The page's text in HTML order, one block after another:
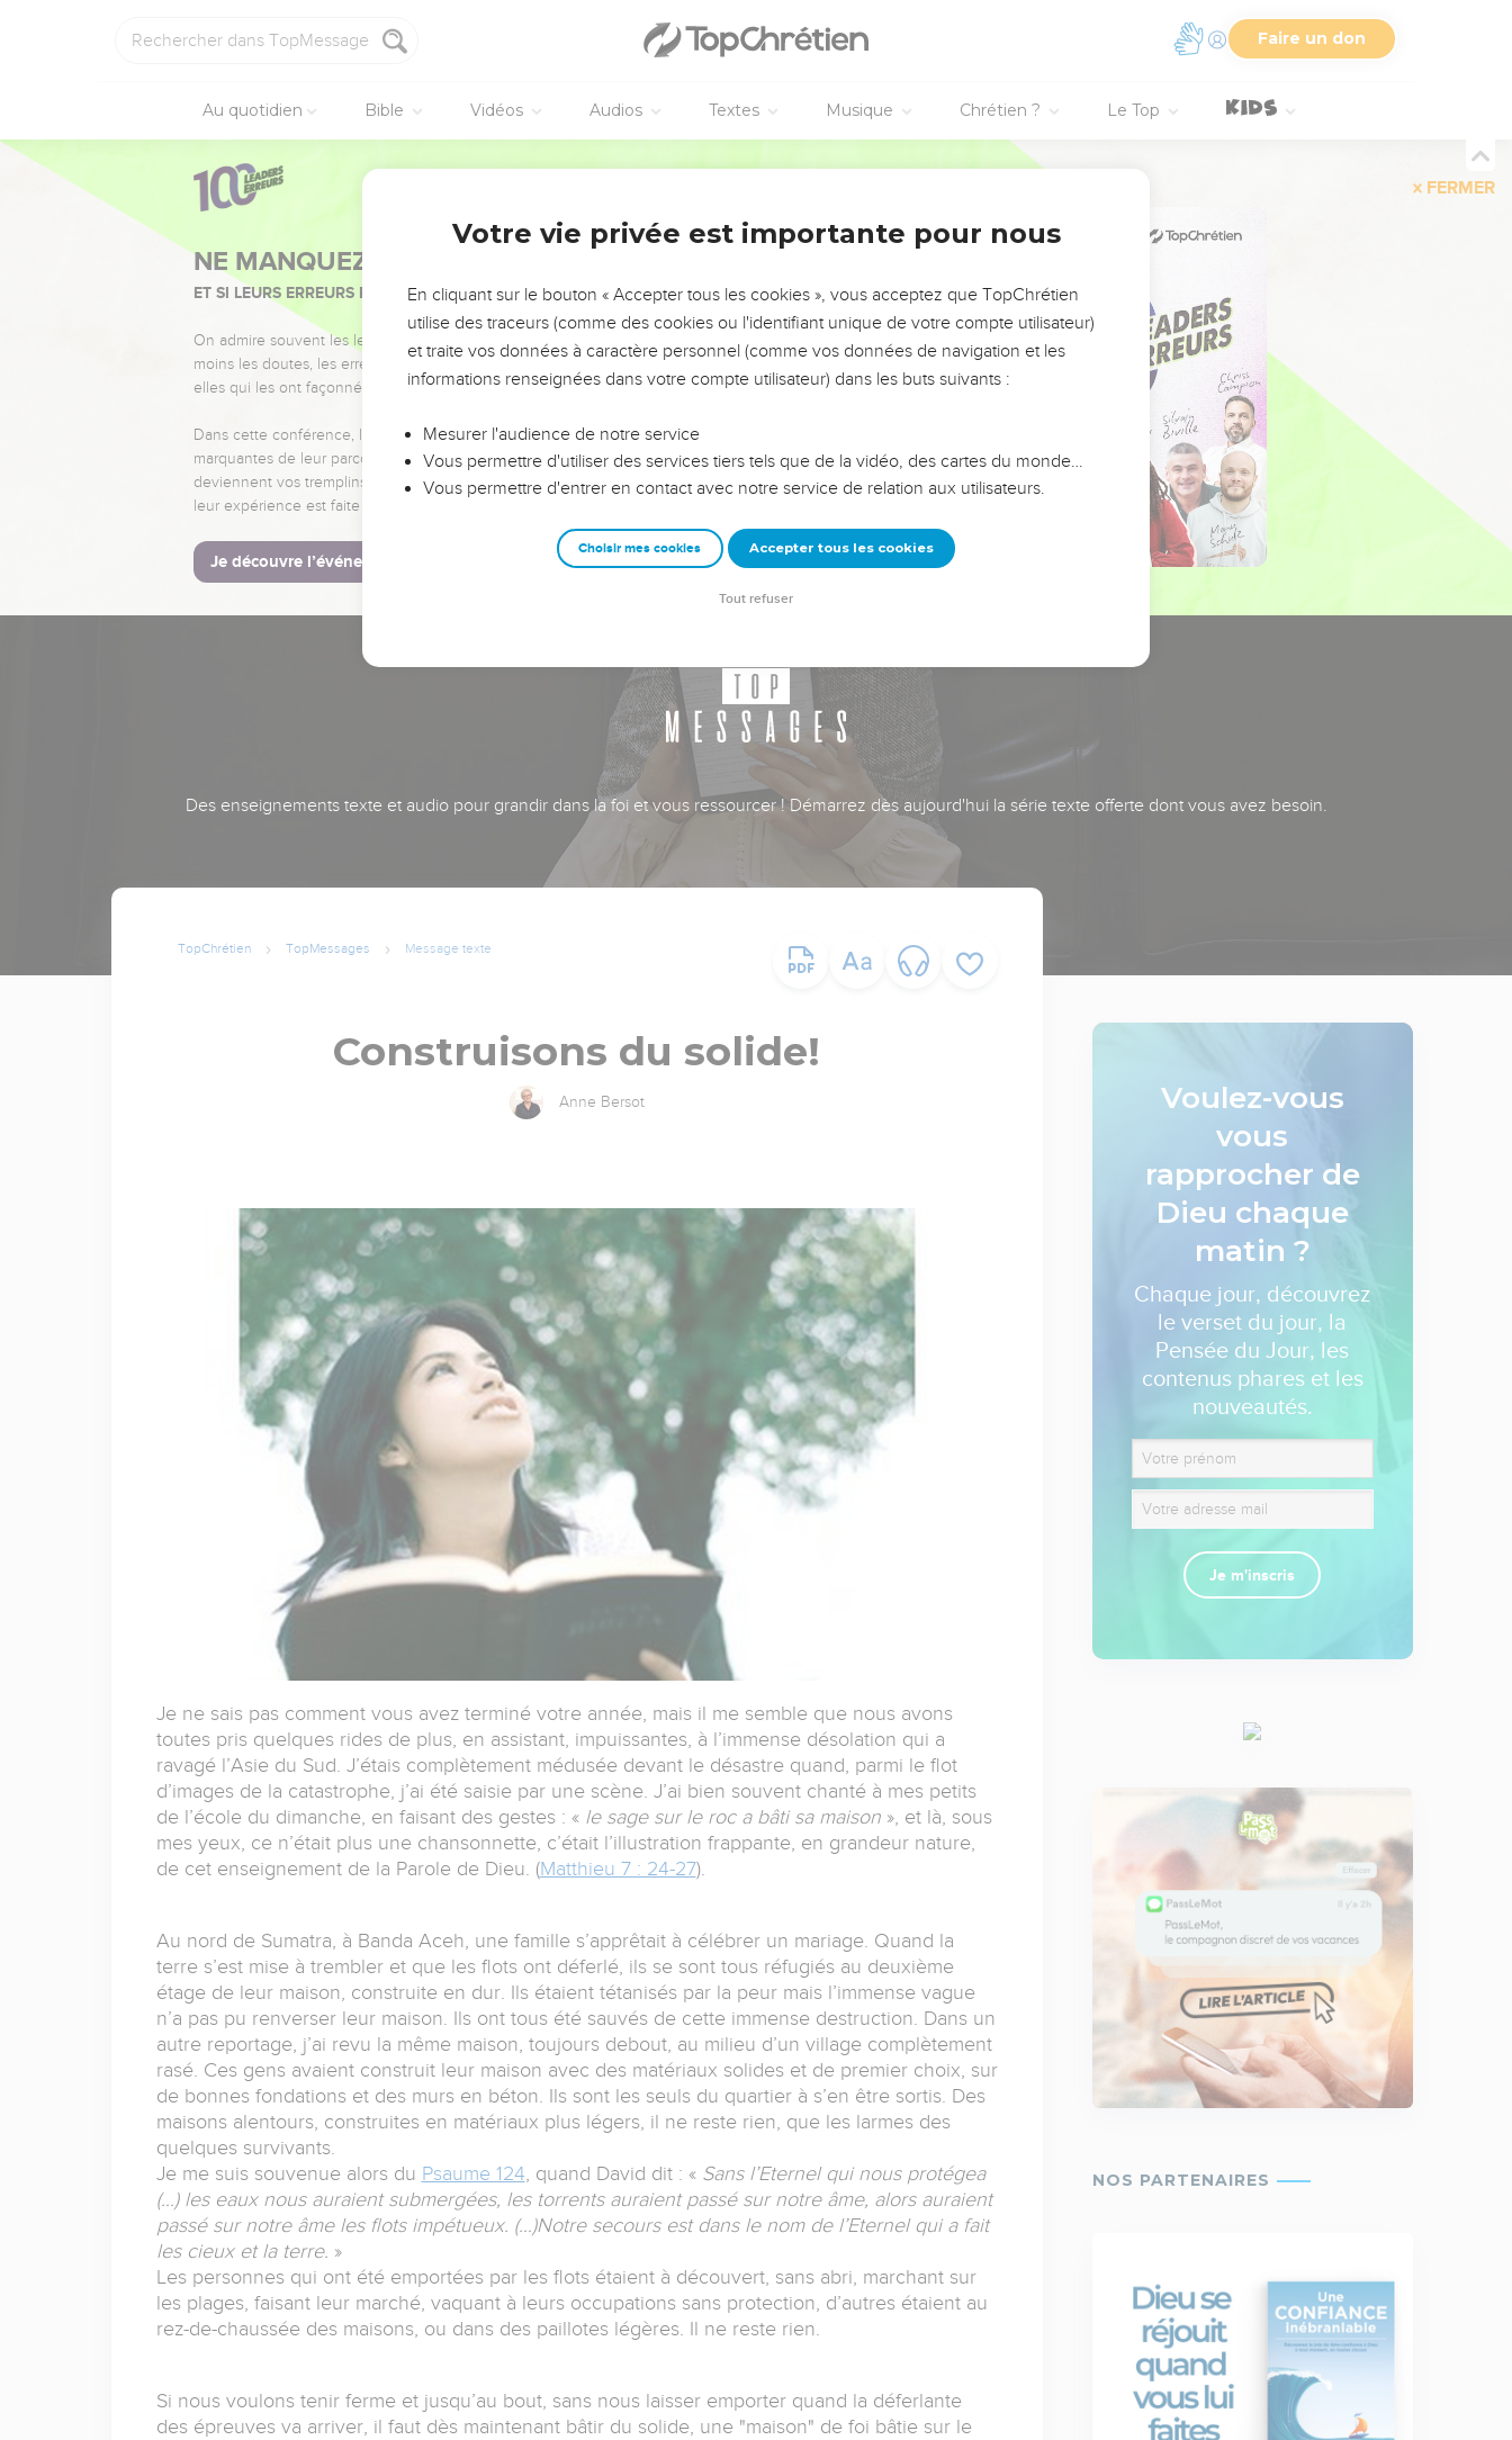
Faire un don
Au quotidien Bible Vidéos Audios Textes Musique Chrétien ? Le Top
FERMER
NE MANQUEZ PAS L’ÉVÉNEMENT DE L’ANNÉE !
ET SI LEURS ERREURS POUVAIENT VOUS ÉVITER LES VOTRES ?
On admire souvent les leaders pour leurs réussites, leur impact, leur foi ou leur vision. Mais on voit
moins les doutes, les erreurs et les saisons difficiles qu'ils ont traversés, alors même que ce sont
elles qui les ont façonnés.
Dans cette conférence, leaders, entrepreneurs, et responsables reviennent sur les erreurs
marquantes de leur parcours et les clés pour avancer avec plus de sagesse afin que leurs erreurs
deviennent vos tremplins. Que vous guidiez un ministère, une équipe, un groupe ou une famille,
leur expérience est faite pour vous.
Je découvre l’événement
Des enseignements texte et audio pour grandir dans la foi et vous ressourcer ! Démarrez dès aujourd'hui la série texte offerte dont vous avez besoin.
TopChrétien TopMessages Message texte
Construisons du solide!
Anne Bersot
Je ne sais pas comment vous avez terminé votre année, mais il me semble que nous avons
toutes pris quelques rides de plus, en assistant, impuissantes, à l’immense désolation qui a
ravagé l’Asie du Sud. J’étais complètement médusée devant le désastre quand, parmi le flot
d’images de la catastrophe, j’ai été saisie par une scène. J’ai bien souvent chanté à mes petits
de l’école du dimanche, en faisant des gestes : « le sage sur le roc a bâti sa maison», et là, sous
mes yeux, ce n’était plus une chansonnette, c’était l’illustration frappante, en grandeur nature,
de cet enseignement de la Parole de Dieu. (Matthieu 7 : 24-27).
Au nord de Sumatra, à Banda Aceh, une famille s’apprêtait à célébrer un mariage. Quand la
terre s’est mise à trembler et que les flots ont déferlé, ils se sont tous réfugiés au deuxième
étage de leur maison, construite en dur. Ils étaient tétanisés par la peur mais l’immense vague
n’a pas pu renverser leur maison. Ils ont tous été sauvés de cette immense destruction. Dans un
autre reportage, j’ai revu la même maison, toujours debout, au milieu d’un village complètement
rasé. Ces gens avaient construit leur maison avec des matériaux solides et de premier choix, sur
de bonnes fondations et des murs en béton. Ils sont les seuls du quartier à s’en être sortis. Des
maisons alentours, construites en matériaux plus légers, il ne reste rien, que les larmes des
quelques survivants.
Je me suis souvenue alors du Psaume 124, quand David dit : « Sans l’Eternel qui nous protégea
(…) les eaux nous auraient submergées, les torrents auraient passé sur notre âme, alors auraient
passé sur notre âme les flots impétueux. (…)Notre secours est dans le nom de l’Eternel qui a fait
les cieux et la terre. »
Les personnes qui ont été emportées par les flots étaient à découvert, sans abri, marchant sur
les plages, faisant leur marché, vaquant à leurs occupations sans protection, d’autres étaient au
rez-de-chaussée des maisons, ou dans des paillotes légères. Il ne reste rien.
Si nous voulons tenir ferme et jusqu’au bout, sans nous laisser emporter quand la déferlante
des épreuves va arriver, il faut dès maintenant bâtir du solide, une "maison" de foi bâtie sur le
Voulez-vous
vous
rapprocher de
Dieu chaque
matin ?
Chaque jour, découvrez
le verset du jour, la
Pensée du Jour, les
contenus phares et les
nouveautés.
Je m'inscris
Votre vie privée est importante pour nous
En cliquant sur le bouton « Accepter tous les cookies », vous acceptez que TopChrétien
utilise des traceurs (comme des cookies ou l'identifiant unique de votre compte utilisateur)
et traite vos données à caractère personnel (comme vos données de navigation et les
informations renseignées dans votre compte utilisateur) dans les buts suivants :
Mesurer l'audience de notre service
Vous permettre d'utiliser des services tiers tels que de la vidéo, des cartes du monde…
Vous permettre d'entrer en contact avec notre service de relation aux utilisateurs.
Choisir mes cookies Accepter tous les cookies
Tout refuser